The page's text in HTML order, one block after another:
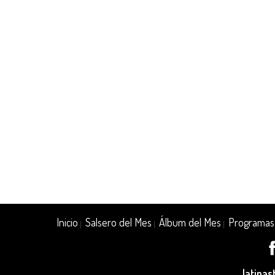
Inicio |Salsero del Mes |Álbum del Mes Programas